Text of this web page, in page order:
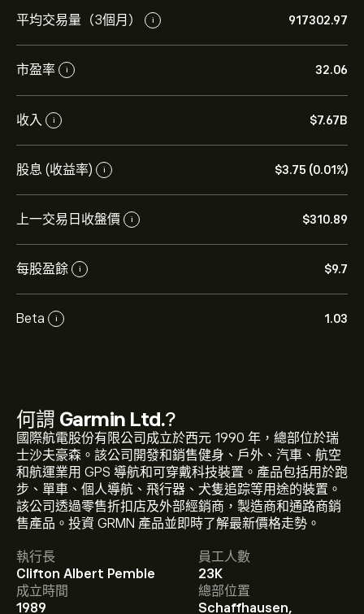
平均交易量（3個月） i 917302.97
市盈率 i 32.06
收入 i ‎$‎7.67B
股息 (收益率) i ‎$‎3.75 (0.01%)
上一交易日收盤價 i ‎$‎310.89
每股盈餘 i ‎$‎9.7
Beta i 1.03
何謂 Garmin Ltd.?
國際航電股份有限公司成立於西元 1990 年，總部位於瑞
士沙夫豪森。該公司開發和銷售健身、戶外、汽車、航空
和航運業用 GPS 導航和可穿戴科技裝置。產品包括用於跑
步、單車、個人導航、飛行器、犬隻追踪等用途的裝置。
該公司透過零售折扣店及外部經銷商，製造商和通路商銷
售產品。投資 GRMN 產品並即時了解最新價格走勢。
執行長
Clifton Albert Pemble
員工人數
23K
成立時間
1989
總部位置
Schaffhausen,
GRMN 現價為‎$‎310.89。
Garmin Ltd. 的平均目標價為 ‎$‎310.89。註冊
得詳細的分析師預測及目標價格。